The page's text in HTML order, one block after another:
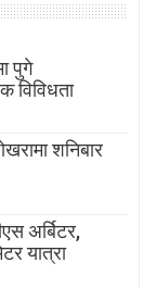
पुगे
विविधता
शनिबार
अर्बिटर,
यात्रा